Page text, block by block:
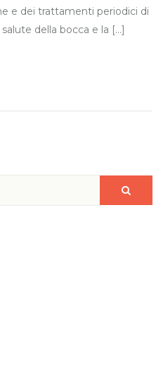
e dei trattamenti periodici di
della bocca e la […]